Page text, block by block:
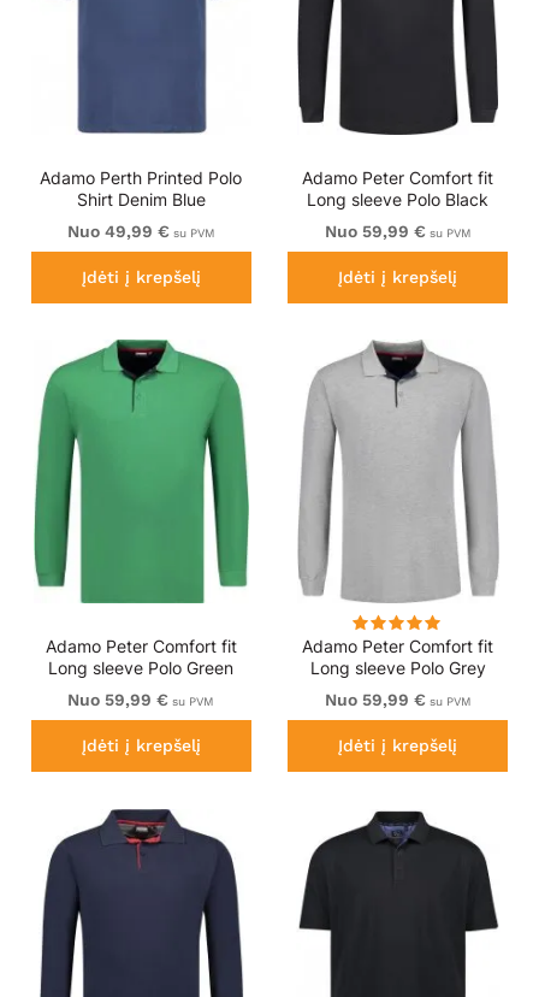
Adamo Perth Printed Polo
Shirt Denim Blue
Nuo 49,99 € su PVM
Įdėti į krepšelį
Adamo Peter Comfort fit
Long sleeve Polo Black
Nuo 59,99 € su PVM
Įdėti į krepšelį
Adamo Peter Comfort fit
Long sleeve Polo Green
Nuo 59,99 € su PVM
Įdėti į krepšelį
Adamo Peter Comfort fit
Long sleeve Polo Grey
Nuo 59,99 € su PVM
Įdėti į krepšelį